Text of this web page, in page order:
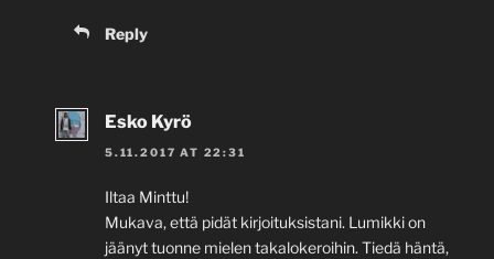
Reply
Esko Kyrö
5.11.2017 AT 22:31
Iltaa Minttu!
Mukava, että pidät kirjoituksistani. Lumikki on
jäänyt tuonne mielen takalokeroihin. Tiedä häntä,